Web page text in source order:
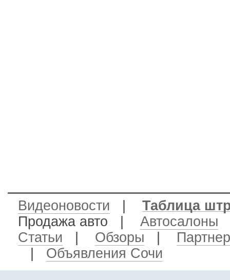
Видеоновости
Таблица
Продажа авто
Автосалоны
Статьи
Обзоры
Объявления Сочи